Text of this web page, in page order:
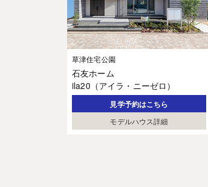
草津住宅公園
石友ホーム
ila20（アイラ・ニーゼロ）
見学予約はこちら
モデルハウス詳細